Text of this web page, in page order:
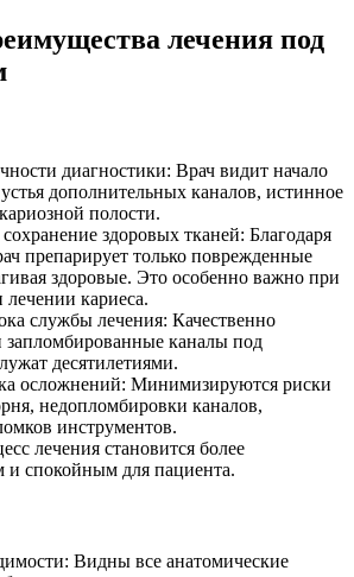
лечения под
диагностики: Врач видит начало
дополнительных каналов, истинное
полости.
здоровых тканей: Благодаря
препарирует только поврежденные
здоровые. Это особенно важно при
лечении кариеса.
службы лечения: Качественно
запломбированные каналы под
десятилетиями.
осложнений: Минимизируются риски
недопломбировки каналов,
инструментов.
лечения становится более
и спокойным для пациента.
Видны все анатомические